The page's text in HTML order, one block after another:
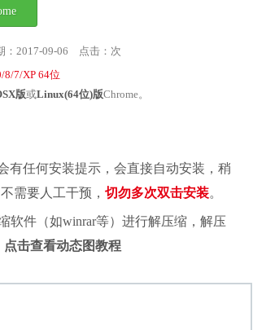
：2017-09-06 点击： 次
8/7/XP 64位
版或Linux(64位)版Chrome。
有任何安装提示，会直接自动安装，稍
需要人工干预， 切勿多次双击安装。
软件（如winrar等）进行解压缩，解压
点击查看动态图教程